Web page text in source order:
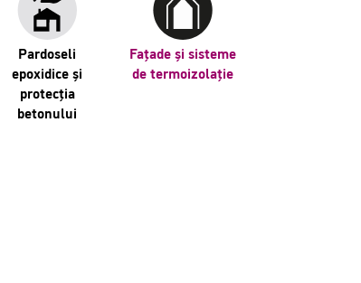
Pardoseli
epoxidice și
protecția
betonului
Fațade și sisteme
de termoizolație